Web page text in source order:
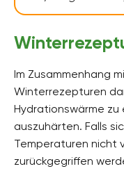
Im Zusammenhang
Winterrezepturen
Hydrationswärme zu
auszuhärten. Falls
Temperaturen nicht
zurückgegriffen